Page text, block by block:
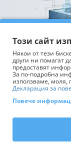
Информация
Обслужване на
Този сайт
Някои от тези
други ни помагат
предоставят
За по-подробна
използваме, моля,
Декларация за
Повече